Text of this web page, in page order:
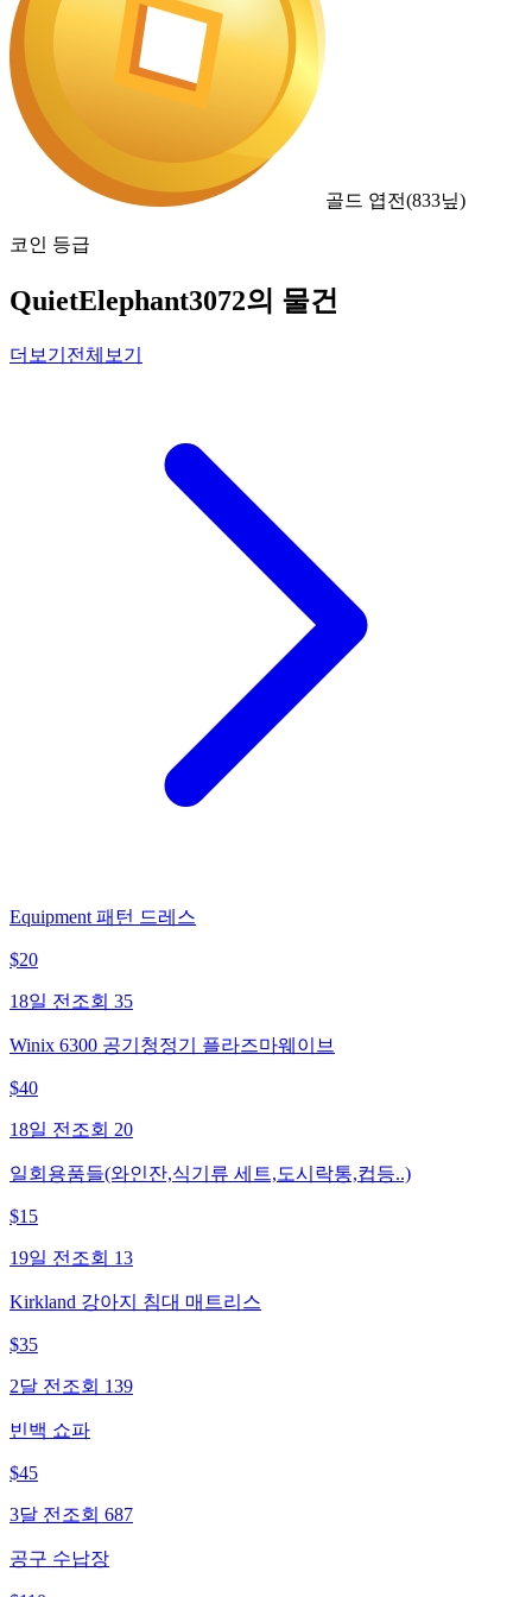
골드 엽전(833닢)
코인 등급
QuietElephant3072의 물건
더보기 전체보기
Equipment 패턴 드레스
$20
18일 전 조회 35
Winix 6300 공기청정기 플라즈마웨이브
$40
18일 전 조회 20
일회용품들(와인잔,식기류 세트,도시락통,컵등..)
$15
19일 전 조회 13
Kirkland 강아지 침대 매트리스
$35
2달 전 조회 139
빈백 쇼파
$45
3달 전 조회 687
공구 수납장